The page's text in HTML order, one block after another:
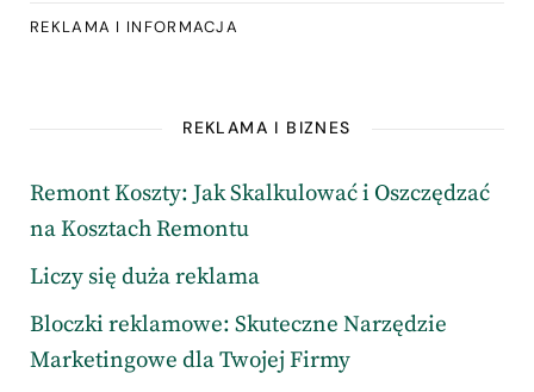
REKLAMA I INFORMACJA
REKLAMA I BIZNES
Remont Koszty: Jak Skalkulować i Oszczędzać
na Kosztach Remontu
Liczy się duża reklama
Bloczki reklamowe: Skuteczne Narzędzie
Marketingowe dla Twojej Firmy